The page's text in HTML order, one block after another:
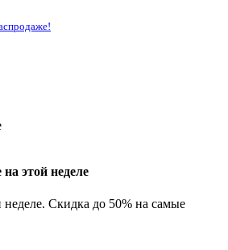
этой неделе
Скидка до 50% на самые